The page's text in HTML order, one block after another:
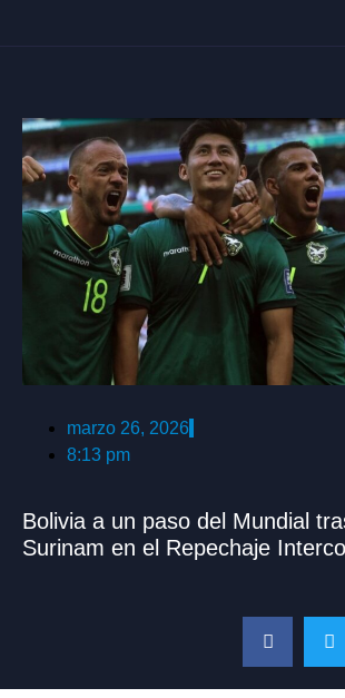
marzo 26, 2026
8:13 pm
Bolivia a un paso del Mundial
Surinam en el Repechaje